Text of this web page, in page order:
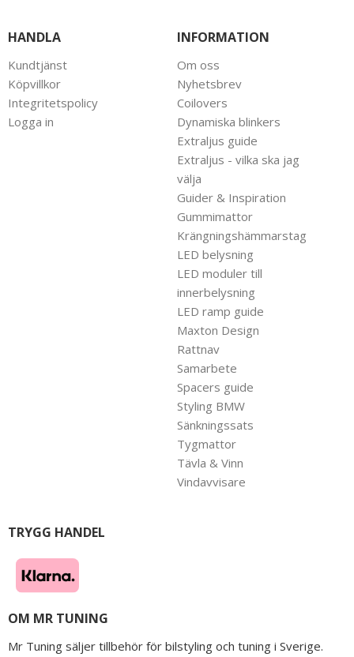
HANDLA
Kundtjänst
Köpvillkor
Integritetspolicy
Logga in
INFORMATION
Om oss
Nyhetsbrev
Coilovers
Dynamiska blinkers
Extraljus guide
Extraljus - vilka ska jag
välja
Guider & Inspiration
Gummimattor
Krängningshämmarstag
LED belysning
LED moduler till
innerbelysning
LED ramp guide
Maxton Design
Rattnav
Samarbete
Spacers guide
Styling BMW
Sänkningssats
Tygmattor
Tävla & Vinn
Vindavvisare
TRYGG HANDEL
OM MR TUNING
Mr Tuning säljer tillbehör för bilstyling och tuning i Sverige.